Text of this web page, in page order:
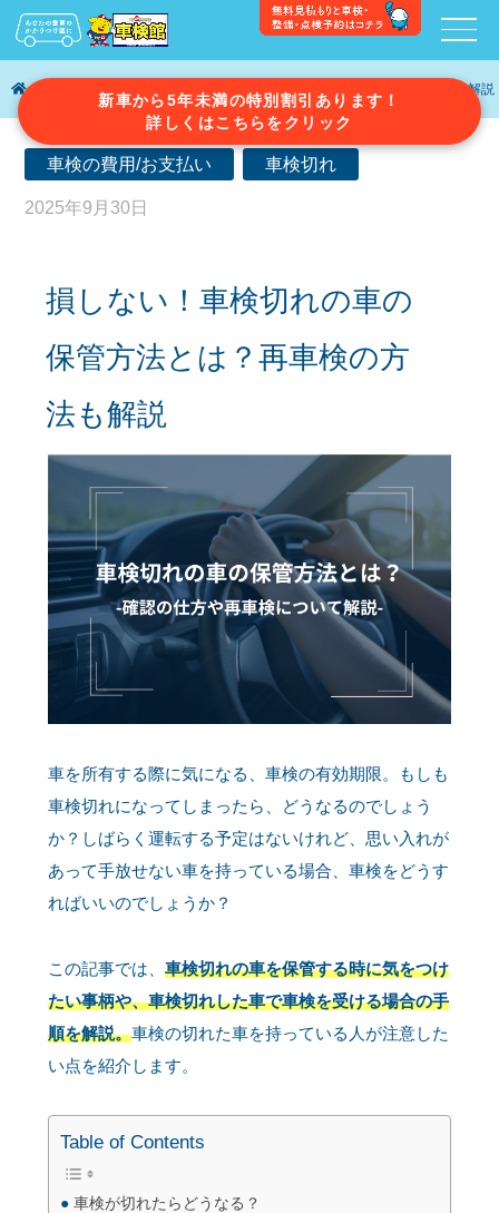
新車から5年未満の特別割引あります！
詳しくはこちらをクリック
車検ガイド 損しない！車検切れの車の保管方法とは？再車検の方法も解説
車検の費用/お支払い 車検切れ
2025年9月30日
損しない！車検切れの車の
保管方法とは？再車検の方
法も解説
車を所有する際に気になる、車検の有効期限。もしも
車検切れになってしまったら、どうなるのでしょう
か？しばらく運転する予定はないけれど、思い入れが
あって手放せない車を持っている場合、車検をどうす
ればいいのでしょうか？
この記事では、 車検切れの車を保管する時に気をつけ
たい事柄や、車検切れした車で車検を受ける場合の手
順を解説。車検の切れた車を持っている人が注意した
い点を紹介します。
Table of Contents
車検が切れたらどうなる？